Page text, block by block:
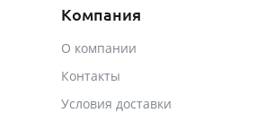
Компания
О компании
Контакты
Условия доставки